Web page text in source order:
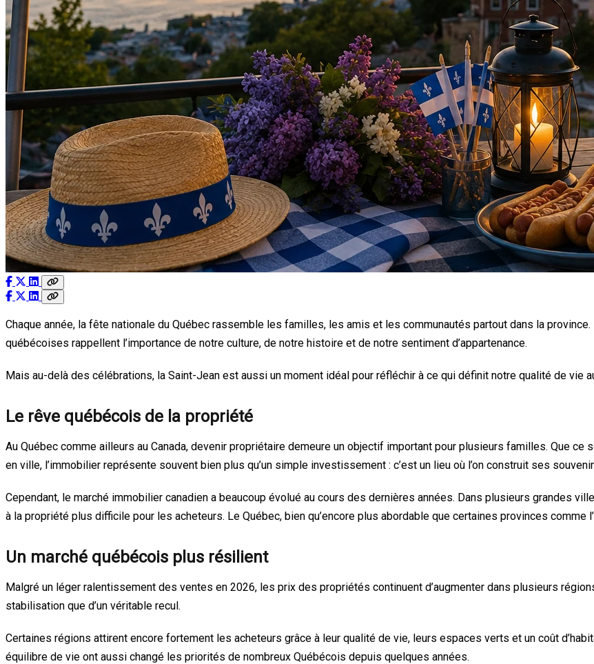
Chaque année, la fête nationale du Québec rassemble les familles, les amis et les communautés partout dans la
québécoises rappellent l’importance de notre culture, de notre histoire et de notre sentiment d’appartenance.
Mais au-delà des célébrations, la Saint-Jean est aussi un moment idéal pour réfléchir à ce qui définit notre qualité de vie
Le rêve québécois de la propriété
Au Québec comme ailleurs au Canada, devenir propriétaire demeure un objectif important pour plusieurs familles. Que ce
en ville, l’immobilier représente souvent bien plus qu’un simple investissement : c’est un lieu où l’on construit ses
Cependant, le marché immobilier canadien a beaucoup évolué au cours des dernières années. Dans plusieurs grandes
à la propriété plus difficile pour les acheteurs. Le Québec, bien qu’encore plus abordable que certaines provinces
Un marché québécois plus résilient
Malgré un léger ralentissement des ventes en 2026, les prix des propriétés continuent d’augmenter dans plusieurs
stabilisation que d’un véritable recul.
Certaines régions attirent encore fortement les acheteurs grâce à leur qualité de vie, leurs espaces verts et un coût
équilibre de vie ont aussi changé les priorités de nombreux Québécois depuis quelques années.